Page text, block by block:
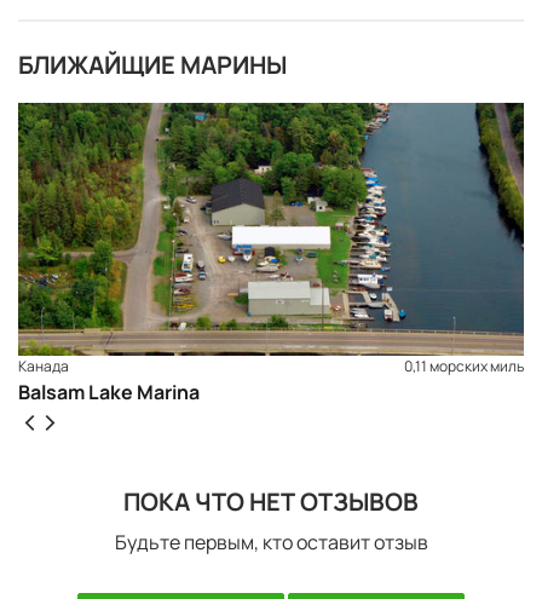
БЛИЖАЙЩИЕ МАРИНЫ
Канада 0,11 морских миль
Balsam Lake Marina
ПОКА ЧТО НЕТ ОТЗЫВОВ
Будьте первым, кто оставит отзыв